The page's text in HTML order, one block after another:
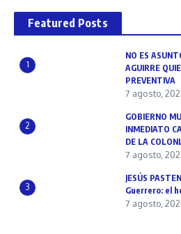
Featured Posts
1
NO ES
AGUIRRE
PREVENTIVA
7 agosto,
2
GOBIERNO
INMEDIATO
DE LA
7 agosto,
3
JESÚS
Guerrero: el
7 agosto,